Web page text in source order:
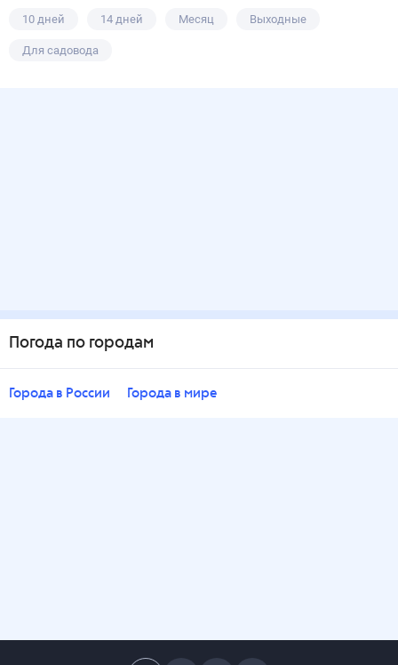
10 дней 14 дней Месяц Выходные
Для садовода
Погода по городам
Города в России Города в мире